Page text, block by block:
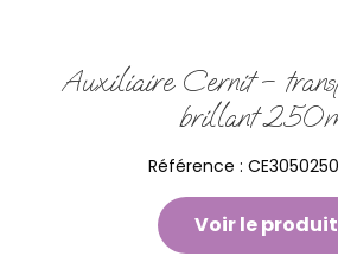
Auxiliaire Cernit –
brillant
Référence :
Voir le produit